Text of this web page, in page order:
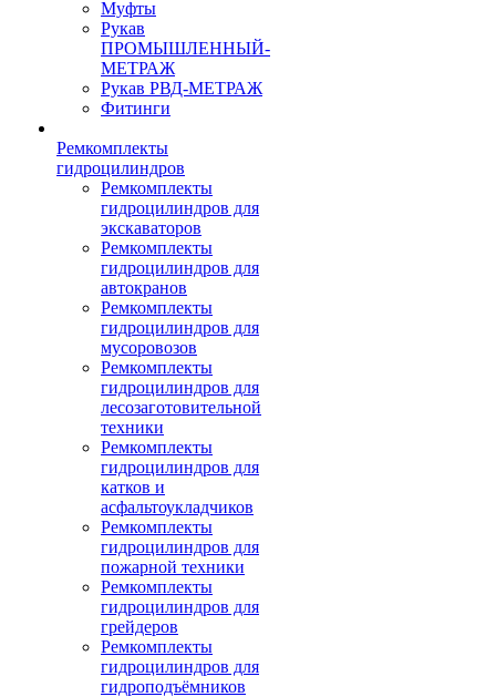
Муфты
Рукав
ПРОМЫШЛЕННЫЙ-
МЕТРАЖ
Рукав РВД-МЕТРАЖ
Фитинги
Ремкомплекты
гидроцилиндров
Ремкомплекты
гидроцилиндров для
экскаваторов
Ремкомплекты
гидроцилиндров для
автокранов
Ремкомплекты
гидроцилиндров для
мусоровозов
Ремкомплекты
гидроцилиндров для
лесозаготовительной
техники
Ремкомплекты
гидроцилиндров для
катков и
асфальтоукладчиков
Ремкомплекты
гидроцилиндров для
пожарной техники
Ремкомплекты
гидроцилиндров для
грейдеров
Ремкомплекты
гидроцилиндров для
гидроподъёмников